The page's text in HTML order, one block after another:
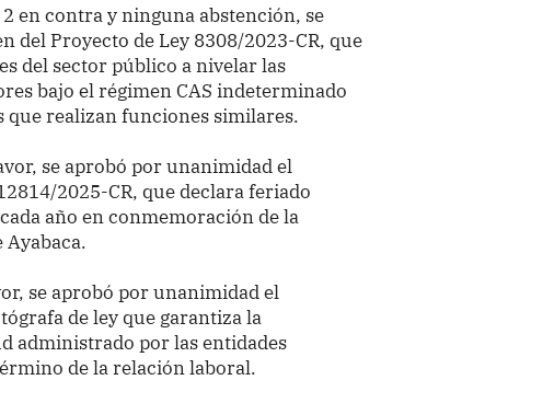
en contra y ninguna abstención, se
del Proyecto de Ley 8308/2023-CR, que
del sector público a nivelar las
bajo el régimen CAS indeterminado
que realizan funciones similares.
se aprobó por unanimidad el
2025-CR, que declara feriado
año en conmemoración de la
se aprobó por unanimidad el
de ley que garantiza la
administrado por las entidades
de la relación laboral.